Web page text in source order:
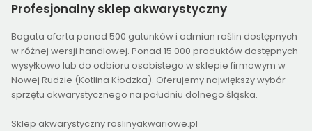
Profesjonalny sklep akwarystyczny
Bogata oferta ponad 500 gatunków i odmian roślin dostępnych
w różnej wersji handlowej. Ponad 15 000 produktów dostępnych
wysyłkowo lub do odbioru osobistego w sklepie firmowym w
Nowej Rudzie (Kotlina Kłodzka). Oferujemy największy wybór
sprzętu akwarystycznego na południu dolnego śląska.
Sklep akwarystyczny roslinyakwariowe.pl